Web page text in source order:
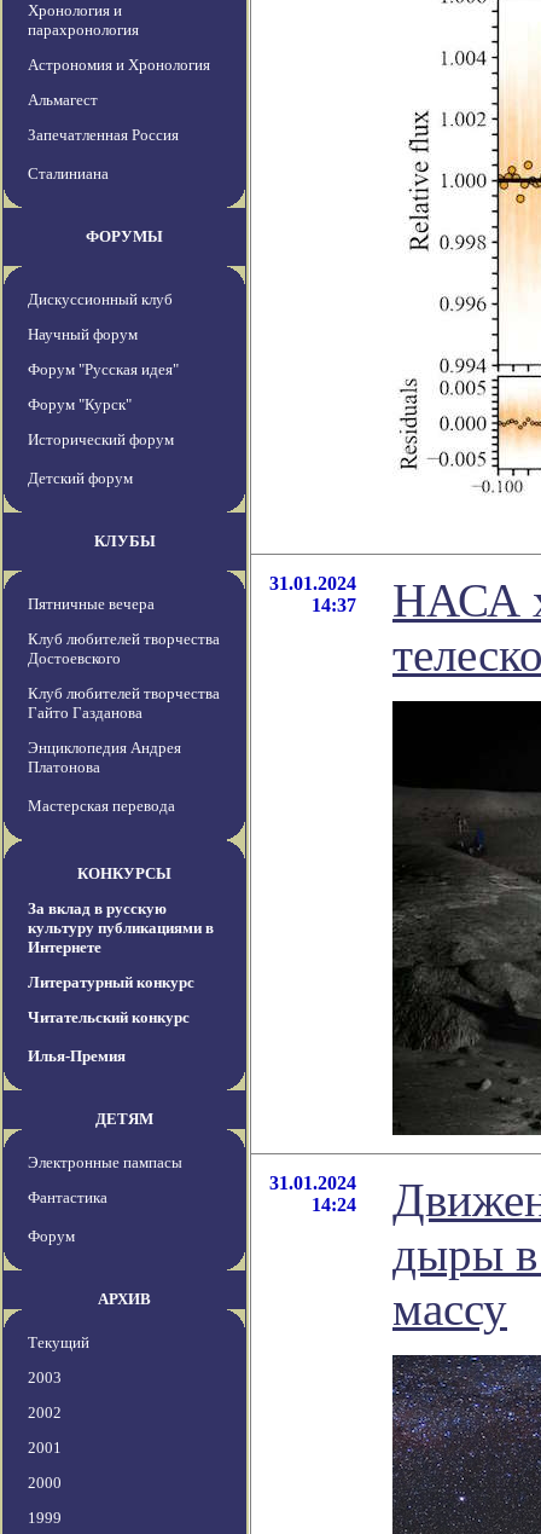
Хронология и
парахронология
Астрономия и Хронология
Альмагест
Запечатленная Россия
Сталиниана
ФОРУМЫ
Дискуссионный клуб
Научный форум
Форум "Русская идея"
Форум "Курск"
Исторический форум
Детский форум
КЛУБЫ
Пятничные вечера
Клуб любителей творчества
Достоевского
Клуб любителей творчества
Гайто Газданова
Энциклопедия Андрея
Платонова
Мастерская перевода
КОНКУРСЫ
За вклад в русскую
культуру публикациями в
Интернете
Литературный конкурс
Читательский конкурс
Илья-Премия
ДЕТЯМ
Электронные пампасы
Фантастика
Форум
АРХИВ
Текущий
2003
2002
2001
2000
1999
31.01.2024
14:37
НАСА
31.01.2024
14:24
дыры в
массу